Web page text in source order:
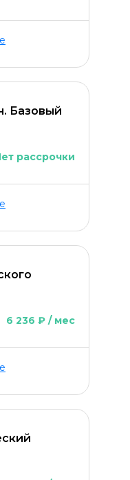
Базовый
рассрочки
6 236 ₽ / мес